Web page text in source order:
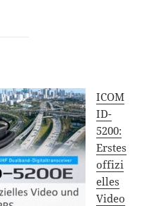
ICOM
ID-
5200:
Erstes
offizi
elles
Video